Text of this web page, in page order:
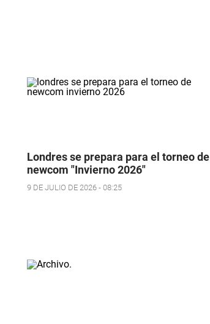
Londres se prepara para el torneo de
newcom "Invierno 2026"
9 DE JULIO DE 2026 - 08:25